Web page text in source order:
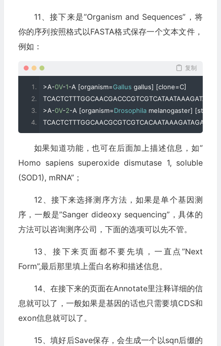
11、接下来是”Organism and Sequences”，将
你的序列按照格式以FASTA格式保存一个文本文件，
例如：
复制
>A-0V-1-A [organism=Gallus gallus] [clone=C]
>A-0V-2-A [organism=Drosophila melanogaster] [strain
如果知道功能，也可在后面加上描述信息，如”
Homo sapiens superoxide dismutase 1, soluble
(SOD1), mRNA”；
12、接下来选择测序方法，如果是单个基因测
序，一般是”Sanger dideoxy sequencing”，具体的
方法可以咨询测序公司，下面的选项可以先不管。
13、接下来页面都不要先填，一直点”Next
Form”,最后那里填上蛋白名称和描述信息。
14、在接下来的页面在Annotate里注释详细的信
息就可以了，一般如果是基因的话也只需要填CDS和
exon信息就可以了。
15、填好后Save保存，会生成一个以sqn后缀的